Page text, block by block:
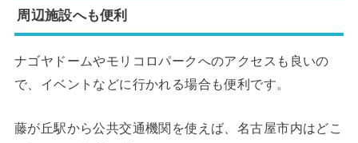
周辺施設へも便利
ナゴヤドームやモリコロパークへのアクセスも良いの
で、イベントなどに行かれる場合も便利です。
藤が丘駅から公共交通機関を使えば、名古屋市内はどこ